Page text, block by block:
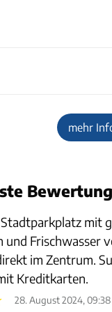
mehr
Bewertung
mit
und Frischwasser
im Zentrum.
Kreditkarten.
28. August 2024,